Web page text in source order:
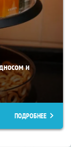
и
ПОДРОБНЕЕ